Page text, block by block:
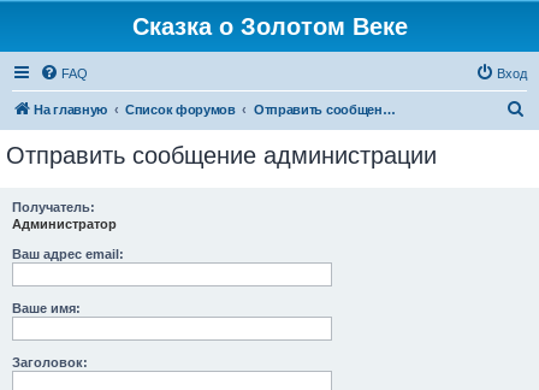
Сказка о Золотом Веке
FAQ Вход
На главную Список форумов Отправить сообщение администрации
Отправить сообщение администрации
Получатель:
Администратор
Ваш адрес email:
Ваше имя:
Заголовок: